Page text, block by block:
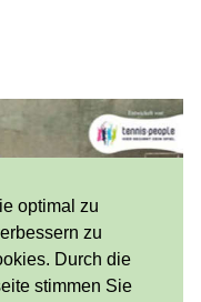
optimal zu
zu
Durch die
stimmen Sie